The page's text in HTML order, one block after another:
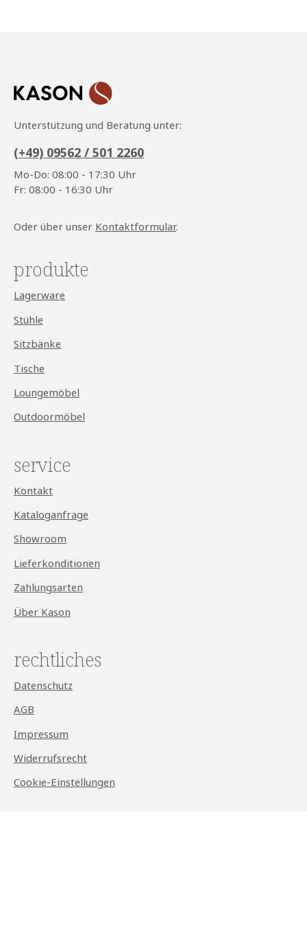
Unterstützung und Beratung unter:
(+49) 09562 / 501 2260
Mo-Do: 08:00 - 17:30 Uhr
Fr: 08:00 - 16:30 Uhr
Oder über unser Kontaktformular.
produkte
Lagerware
Stühle
Sitzbänke
Tische
Loungemöbel
Outdoormöbel
service
Kontakt
Kataloganfrage
Showroom
Lieferkonditionen
Zahlungsarten
Über Kason
rechtliches
Datenschutz
AGB
Impressum
Widerrufsrecht
Cookie-Einstellungen